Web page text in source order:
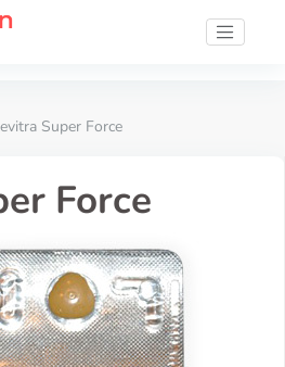
Super Force
Force